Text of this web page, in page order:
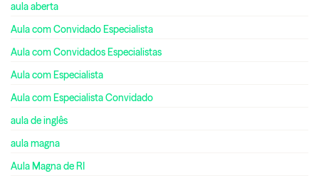
aula aberta
Aula com Convidado Especialista
Aula com Convidados Especialistas
Aula com Especialista
Aula com Especialista Convidado
aula de inglês
aula magna
Aula Magna de RI